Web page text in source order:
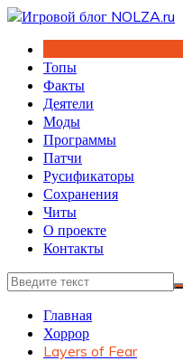
Перейти
содержимому
Топы
Факты
Деятели
Моды
Программы
Патчи
Русификаторы
Сохранения
Читы
О проекте
Контакты
Главная
Хоррор
Layers of Fear